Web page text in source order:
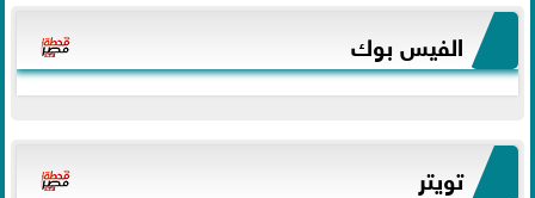
الفيس بوك
تويتر